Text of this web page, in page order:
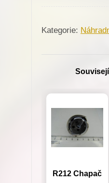
pro
Kategorie:
R212 Chapač